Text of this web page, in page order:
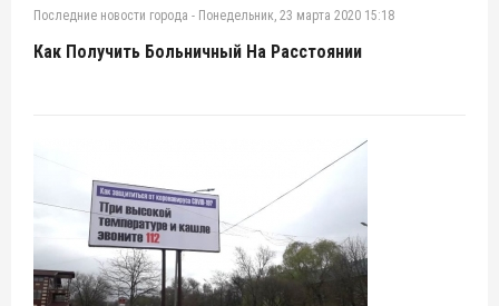
Последние новости города - Понедельник, 23 марта 2020 15:18
Как Получить Больничный На Расстоянии